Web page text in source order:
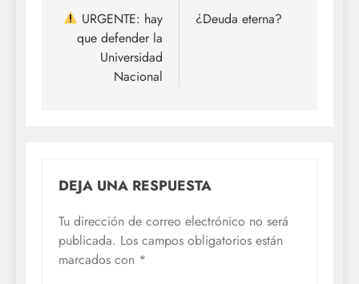
de
entradas
URGENTE: hay
que defender la
Universidad
Nacional
¿Deuda eterna?
DEJA UNA RESPUESTA
Tu dirección de correo electrónico no será
publicada. Los campos obligatorios están
marcados con *